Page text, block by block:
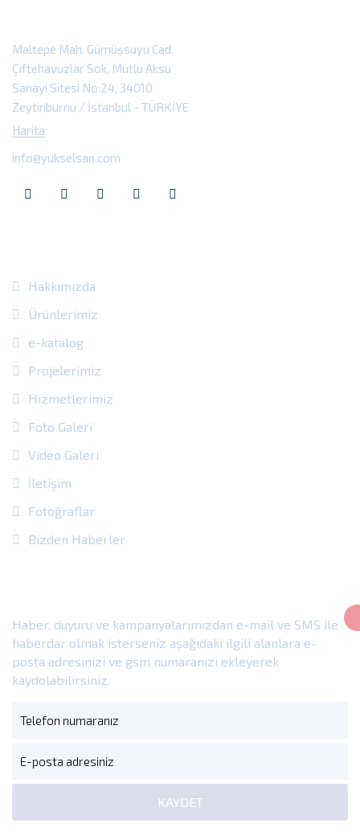
85 PROFİL KAYAR ÇATI SİSTEMİ,
MONTAJ ANİMASYONU
Maltepe Mah. Gümüşsuyu Cad.
Çiftehavuzlar Sok. Mutlu Aksu
Sanayi Sitesi No:24, 34010
Zeytinburnu / İstanbul - TÜRKİYE
Harita
info@yukselsan.com
Hakkımızda
Ürünlerimiz
e-katalog
Projelerimiz
Hizmetlerimiz
Foto Galeri
Video Galeri
İletişim
Fotoğraflar
Bizden Haberler
Haber, duyuru ve kampanyalarımızdan e-mail ve SMS ile
haberdar olmak isterseniz aşağıdaki ilgili alanlara e-
posta adresinizi ve gsm numaranızı ekleyerek
kaydolabilirsiniz.
KAYDET